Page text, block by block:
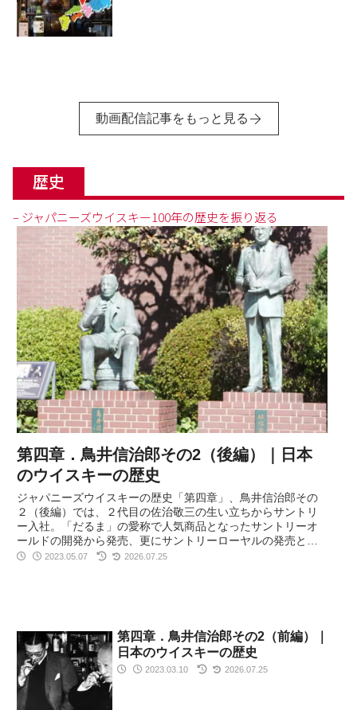
動画配信記事をもっと見る
歴史
– ジャパニーズウイスキー100年の歴史を振り返る
第四章．鳥井信治郎その2（後編）｜日本
のウイスキーの歴史
ジャパニーズウイスキーの歴史「第四章」、鳥井信治郎その
２（後編）では、２代目の佐治敬三の生い立ちからサントリ
ー入社。「だるま」の愛称で人気商品となったサントリーオ
ールドの開発から発売、更にサントリーローヤルの発売と、
鳥井信治郎と佐治敬三の人生に迫る。
2023.05.07 2026.07.25
第四章．鳥井信治郎その2（前編）｜
日本のウイスキーの歴史
2023.03.10 2026.07.25